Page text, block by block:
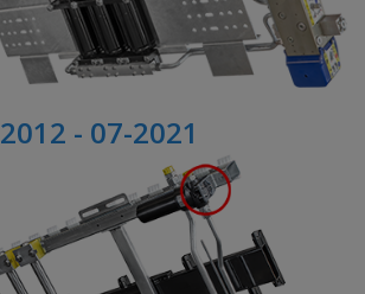
2012 - 07-2021